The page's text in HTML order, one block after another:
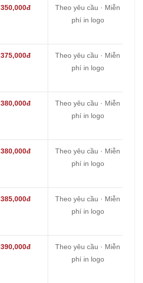
350,000đ
Theo yêu cầu · Miễn
phí in logo
375,000đ
Theo yêu cầu · Miễn
phí in logo
380,000đ
Theo yêu cầu · Miễn
phí in logo
380,000đ
Theo yêu cầu · Miễn
phí in logo
385,000đ
Theo yêu cầu · Miễn
phí in logo
390,000đ
Theo yêu cầu · Miễn
phí in logo